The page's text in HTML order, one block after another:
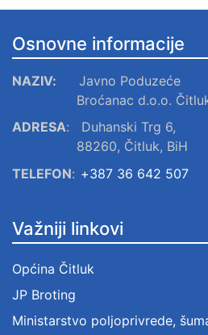
Osnovne informacije
NAZIV:
Javno Poduzeće
Broćanac d.o.o.
ADRESA:
Duhanski Trg 6,
88260, Čitluk, BiH
TELEFON: +387 36 642 507
Važniji linkovi
Općina Čitluk
JP Broting
Ministarstvo poljoprivrede,